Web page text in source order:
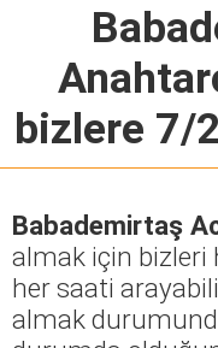
bizlere 7/
Babademirtaş
almak için bizleri
her saati
almak